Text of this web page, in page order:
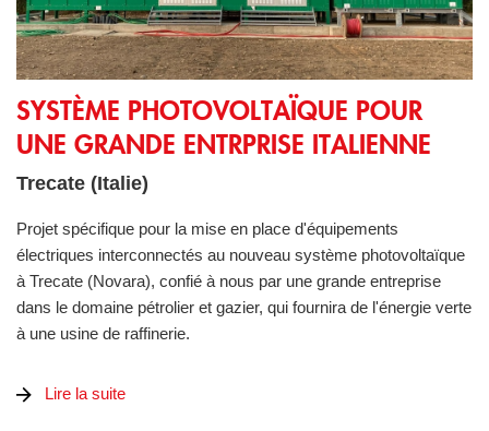
SYSTÈME PHOTOVOLTAïQUE POUR UNE GRANDE
SYSTÈME PHOTOVOLTAÏQUE POUR
UNE GRANDE ENTRPRISE ITALIENNE
Trecate (Italie)
Projet spécifique pour la mise en place d'équipements
électriques interconnectés au nouveau système photovoltaïque
à Trecate (Novara), confié à nous par une grande entreprise
dans le domaine pétrolier et gazier, qui fournira de l'énergie verte
à une usine de raffinerie.
Lire la suite